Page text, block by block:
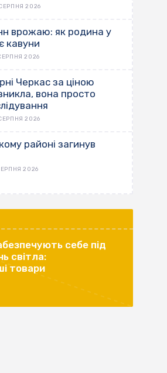
2026
врожаю: як родина у
кавуни
2026
Черкас за ціною
вона просто
2026
районі загинув
2026
себе під
світла:
товари